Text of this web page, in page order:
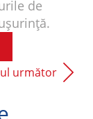
de
următor